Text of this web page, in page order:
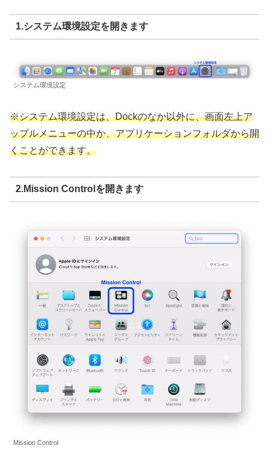
1.システム環境設定を開きます
システム環境設定
※システム環境設定は、Dockのなか以外に、画面左上ア
ップルメニューの中か、アプリケーションフォルダから開
くことができます。
2.Mission Controlを開きます
Mission Control